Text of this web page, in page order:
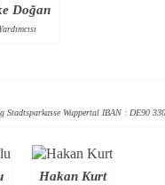
Doğan
Wuppertal IBAN : DE90
Hakan Kurt